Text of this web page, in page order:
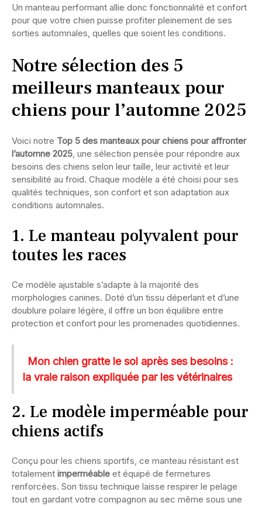
Un manteau performant allie donc fonctionnalité et confort
pour que votre chien puisse profiter pleinement de ses
sorties automnales, quelles que soient les conditions.
Notre sélection des 5
meilleurs manteaux pour
chiens pour l’automne 2025
Voici notre Top 5 des manteaux pour chiens pour affronter
l’automne 2025 , une sélection pensée pour répondre aux
besoins des chiens selon leur taille, leur activité et leur
sensibilité au froid. Chaque modèle a été choisi pour ses
qualités techniques, son confort et son adaptation aux
conditions automnales.
1. Le manteau polyvalent pour
toutes les races
Ce modèle ajustable s’adapte à la majorité des
morphologies canines. Doté d’un tissu déperlant et d’une
doublure polaire légère, il offre un bon équilibre entre
protection et confort pour les promenades quotidiennes.
Mon chien gratte le sol après ses besoins :
la vraie raison expliquée par les vétérinaires
2. Le modèle imperméable pour
chiens actifs
Conçu pour les chiens sportifs, ce manteau résistant est
totalement imperméable et équipé de fermetures
renforcées. Son tissu technique laisse respirer le pelage
tout en gardant votre compagnon au sec même sous une